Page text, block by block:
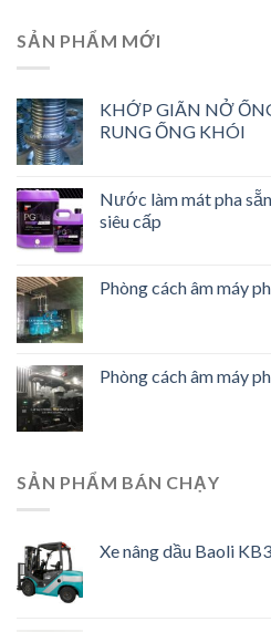
SẢN PHẨM MỚI
KHỚP GIÃN NỞ
RUNG ỐNG KHÓI
Nước làm mát pha
siêu cấp
Phòng cách âm máy
Phòng cách âm máy
SẢN PHẨM BÁN CHẠY
Xe nâng dầu Baoli